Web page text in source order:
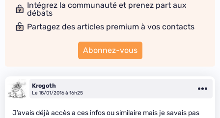
Intégrez la communauté et prenez part aux
débats
Partagez des articles premium à vos contacts
Abonnez-vous
Krogoth
Le 18/01/2016 à 16h25
J’avais déjà accès a ces infos ou similaire mais je savais pas